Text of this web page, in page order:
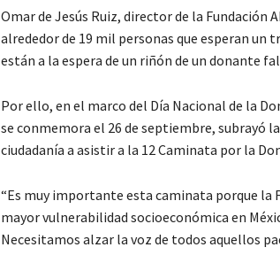
Omar de Jesús Ruiz, director de la Fundación
alrededor de 19 mil personas que esperan un
están a la espera de un riñón de un donante
Por ello, en el marco del Día Nacional de la
se conmemora el 26 de septiembre, subrayó
ciudadanía a asistir a la 12 Caminata por la
“Es muy importante esta caminata porque la
mayor vulnerabilidad socioeconómica en
Necesitamos alzar la voz de todos aquellos